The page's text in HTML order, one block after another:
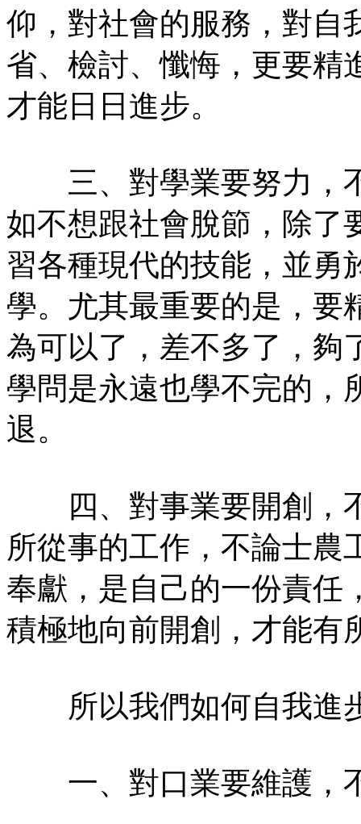
仰，對社會的服務，對自
省、檢討、懺悔，更要精
才能日日進步。
三、對學業要努力，
如不想跟社會脫節，除了
習各種現代的技能，並勇
學。尤其最重要的是，要
為可以了，差不多了，夠
學問是永遠也學不完的，
退。
四、對事業要開創，
所從事的工作，不論士農
奉獻，是自己的一份責任
積極地向前開創，才能有
所以我們如何自我進
一、對口業要維護，